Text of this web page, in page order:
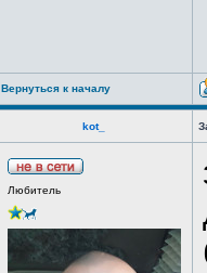
Вернуться к началу
kot_
Любитель